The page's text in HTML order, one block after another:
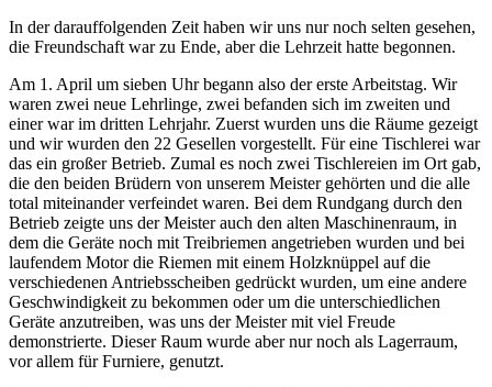
In der darauffolgenden Zeit haben wir uns nur noch selten gesehen,
die Freundschaft war zu Ende, aber die Lehrzeit hatte begonnen.
Am 1. April um sieben Uhr begann also der erste Arbeitstag. Wir
waren zwei neue Lehrlinge, zwei befanden sich im zweiten und
einer war im dritten Lehrjahr. Zuerst wurden uns die Räume gezeigt
und wir wurden den 22 Gesellen vorgestellt. Für eine Tischlerei war
das ein großer Betrieb. Zumal es noch zwei Tischlereien im Ort gab,
die den beiden Brüdern von unserem Meister gehörten und die alle
total miteinander verfeindet waren. Bei dem Rundgang durch den
Betrieb zeigte uns der Meister auch den alten Maschinenraum, in
dem die Geräte noch mit Treibriemen angetrieben wurden und bei
laufendem Motor die Riemen mit einem Holzknüppel auf die
verschiedenen Antriebsscheiben gedrückt wurden, um eine andere
Geschwindigkeit zu bekommen oder um die unterschiedlichen
Geräte anzutreiben, was uns der Meister mit viel Freude
demonstrierte. Dieser Raum wurde aber nur noch als Lagerraum,
vor allem für Furniere, genutzt.